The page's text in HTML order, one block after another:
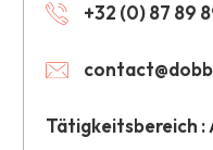
+32 (0) 87 89
Tätigkeitsbereich :